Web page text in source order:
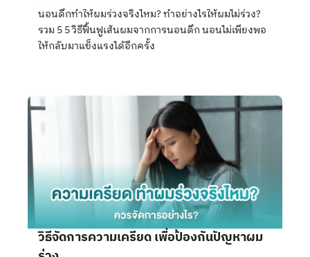
นอนดึกทำให้ผมร่วงจริงไหม? ทำอย่างไรให้ผมไม่ร่วง?
รวม 5 5 วิธีฟื้นฟูเส้นผมจากการนอนดึก นอนไม่เพียงพอ
ให้กลับมาแข็งแรงได้อีกครั้ง
วิธีจัดการความเครียด เพื่อป้องกันปัญหาผม